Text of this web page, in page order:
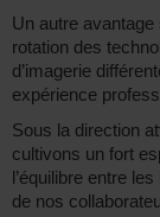
Un autre
rotation des
d’imagerie
expérience
Sous la direction
cultivons un fort
l’équilibre entre
de nos